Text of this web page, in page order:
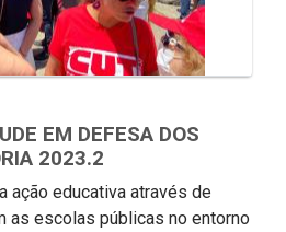
EM DEFESA DOS
2023.2
ação educativa através de
as escolas públicas no entorno